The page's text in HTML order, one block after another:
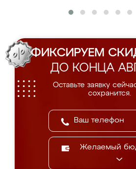
ФИКСИРУЕМ
ДО КОНЦА
Оставьте заявку
сохранится.
Желаемый